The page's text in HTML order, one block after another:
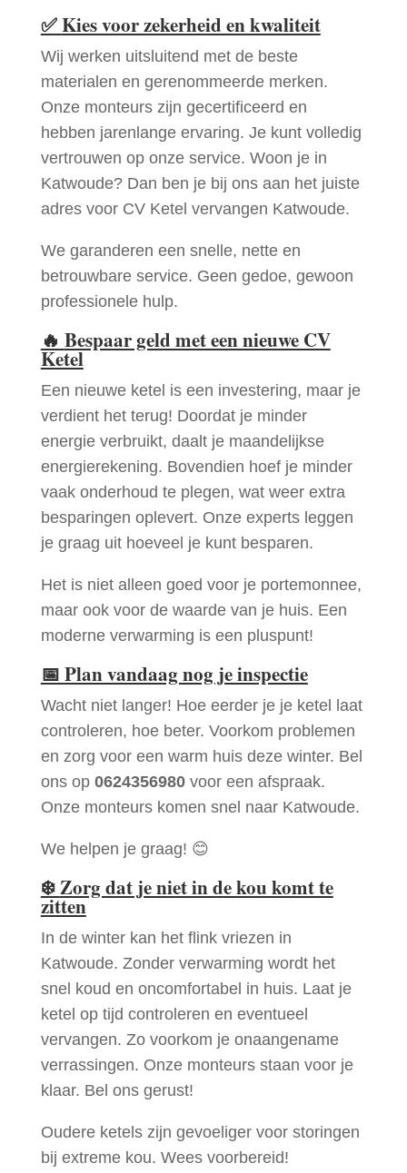
✅Kies voor zekerheid en kwaliteit
Wij werken uitsluitend met de beste
materialen en gerenommeerde merken.
Onze monteurs zijn gecertificeerd en
hebben jarenlange ervaring. Je kunt volledig
vertrouwen op onze service. Woon je in
Katwoude? Dan ben je bij ons aan het juiste
adres voor CV Ketel vervangen Katwoude.
We garanderen een snelle, nette en
betrouwbare service. Geen gedoe, gewoon
professionele hulp.
🔥 Bespaar geld met een nieuwe CV
Ketel
Een nieuwe ketel is een investering, maar je
verdient het terug! Doordat je minder
energie verbruikt, daalt je maandelijkse
energierekening. Bovendien hoef je minder
vaak onderhoud te plegen, wat weer extra
besparingen oplevert. Onze experts leggen
je graag uit hoeveel je kunt besparen.
Het is niet alleen goed voor je portemonnee,
maar ook voor de waarde van je huis. Een
moderne verwarming is een pluspunt!
📅 Plan vandaag nog je inspectie
Wacht niet langer! Hoe eerder je je ketel laat
controleren, hoe beter. Voorkom problemen
en zorg voor een warm huis deze winter. Bel
ons op 0624356980voor een afspraak.
Onze monteurs komen snel naar Katwoude.
We helpen je graag! 😊
❄️Zorg dat je niet in de kou komt te
zitten
In de winter kan het flink vriezen in
Katwoude. Zonder verwarming wordt het
snel koud en oncomfortabel in huis. Laat je
ketel op tijd controleren en eventueel
vervangen. Zo voorkom je onaangename
verrassingen. Onze monteurs staan voor je
klaar. Bel ons gerust!
Oudere ketels zijn gevoeliger voor storingen
bij extreme kou. Wees voorbereid!